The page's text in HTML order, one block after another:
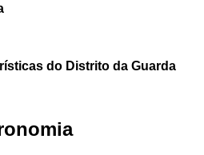
do Distrito da Guarda